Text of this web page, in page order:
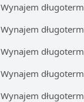
Wynajem
Wynajem
Wynajem
Wynajem
Wynajem